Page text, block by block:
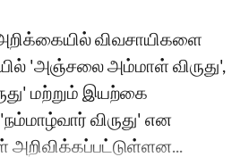
விவசாயிகளை
'அஞ்சலை அம்மாள் விருது',
மற்றும் இயற்கை
விருது' என
அறிவிக்கப்பட்டுள்ளன...